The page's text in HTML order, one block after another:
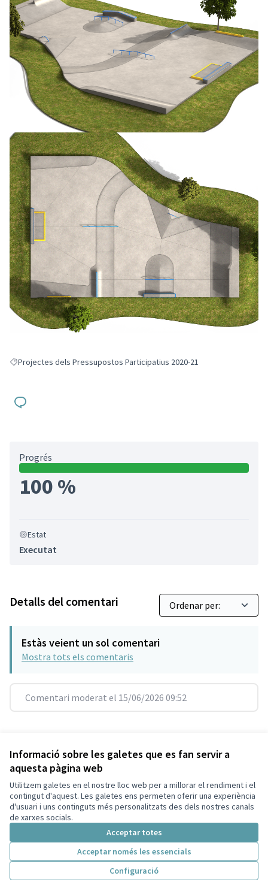
Informació sobre les galetes que es fan servir a
aquesta pàgina web
Utilitzem galetes en el nostre lloc web per a millorar el rendiment i el
contingut d'aquest. Les galetes ens permeten oferir una experiència
d'usuari i uns continguts més personalitzats des dels nostres canals
de xarxes socials.
Acceptar totes
Acceptar només les essencials
Configuració
Resultats en filtrar per: Projectes dels Pressupostos Participatius 2020-
Projectes dels Pressupostos Participatius 2020-21
Progrés
100 %
Estat
Executat
Detalls del comentari
Estàs veient un sol comentari
Mostra tots els comentaris
Comentari moderat el 15/06/2026 09:52
Versió 12(de 12) veure altres versions
Termes i condicions d'ús
Configuració de les galetes
Decidim Sant Cugat a X
(Enllaç extern)
Decidim Sant Cugat a Facebook
Decidim Sant Cugat a Instagram
Decidim Sant Cugat a GitHub
(Enllaç extern)
Web creada ambprogramari lliure .
Amb
(Enllaç